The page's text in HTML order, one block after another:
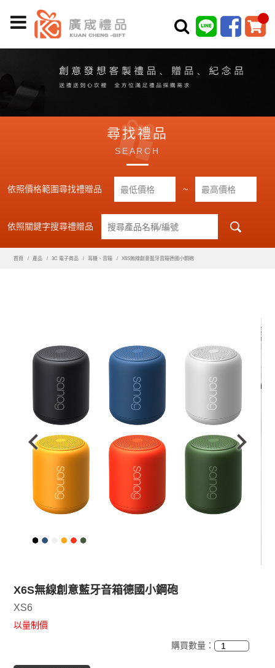
尋找禮品
SEARCH
依照價格範圍尋找禮贈品 ~
依照關鍵字搜尋禮贈品
首頁 產品 3C 電子商品 耳機、音箱 X6S無線創意藍牙音箱德國小鋼砲
X6S無線創意藍牙音箱德國小鋼砲
XS6
以量制價
購買數量：